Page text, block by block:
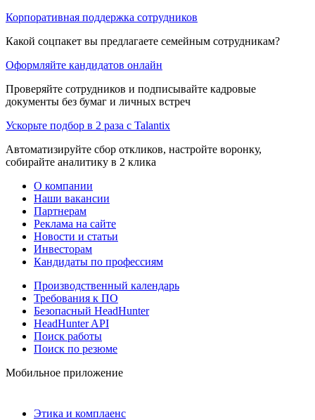
Корпоративная поддержка сотрудников
Какой соцпакет вы предлагаете семейным сотрудникам?
Оформляйте кандидатов онлайн
Проверяйте сотрудников и подписывайте кадровые
документы без бумаг и личных встреч
Ускорьте подбор в 2 раза с Talantix
Автоматизируйте сбор откликов, настройте воронку,
собирайте аналитику в 2 клика
О компании
Наши вакансии
Партнерам
Реклама на сайте
Новости и статьи
Инвесторам
Кандидаты по профессиям
Производственный календарь
Требования к ПО
Безопасный HeadHunter
HeadHunter API
Поиск работы
Поиск по резюме
Мобильное приложение
Этика и комплаенс